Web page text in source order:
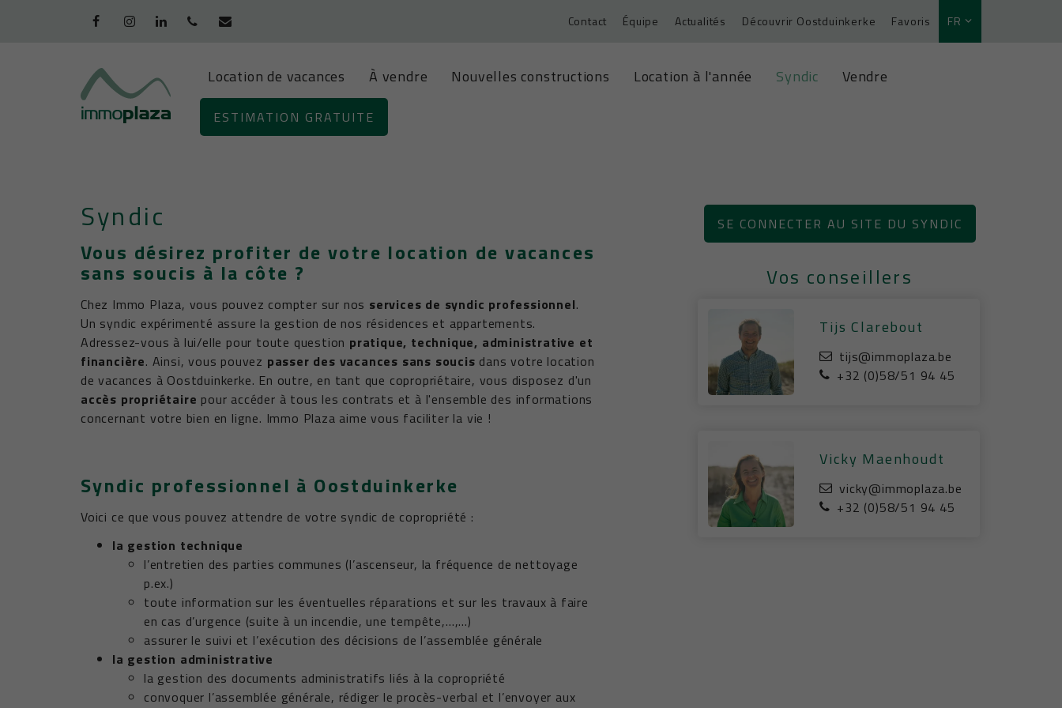
Contact Équipe Actualités Découvrir Oostduinkerke Favoris FR
Location de vacances À vendre Nouvelles constructions Location à l'année Syndic Vendre
ESTIMATION GRATUITE
Syndic
Vous désirez profiter de votre location de vacances
sans soucis à la côte ?
Chez Immo Plaza, vous pouvez compter sur nos services de syndic professionnel.
Un syndic expérimenté assure la gestion de nos résidences et appartements.
Adressez-vous à lui/elle pour toute question pratique, technique, administrative et
financière. Ainsi, vous pouvez passer des vacances sans soucis dans votre location
de vacances à Oostduinkerke. En outre, en tant que copropriétaire, vous disposez d'un
accès propriétaire pour accéder à tous les contrats et à l'ensemble des informations
concernant votre bien en ligne. Immo Plaza aime vous faciliter la vie !
Syndic professionnel à Oostduinkerke
Voici ce que vous pouvez attendre de votre syndic de copropriété :
la gestion technique
l’entretien des parties communes (l’ascenseur, la fréquence de nettoyage
p.ex.)
toute information sur les éventuelles réparations et sur les travaux à faire
en cas d’urgence (suite à un incendie, une tempête,…,…)
assurer le suivi et l’exécution des décisions de l’assemblée générale
la gestion administrative
la gestion des documents administratifs liés à la copropriété
convoquer l’assemblée générale, rédiger le procès-verbal et l’envoyer aux
SE CONNECTER AU SITE DU SYNDIC
Vos conseillers
Tijs Clarebout
tijs@immoplaza.be
+32 (0)58/51 94 45
Vicky Maenhoudt
vicky@immoplaza.be
+32 (0)58/51 94 45